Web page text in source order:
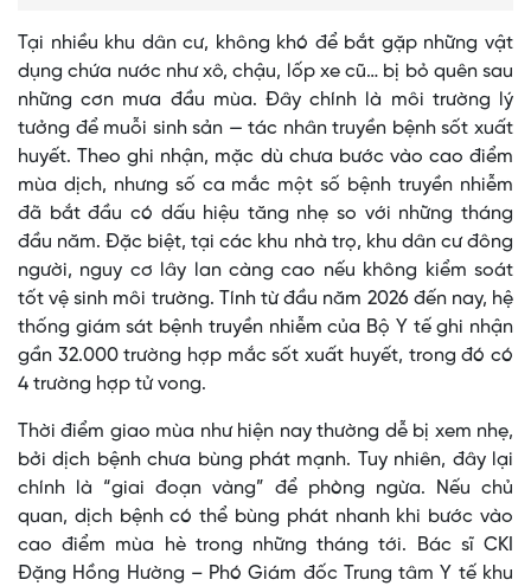
Tại nhiều khu dân cư, không khó để bắt gặp những vật
dụng chứa nước như xô, chậu, lốp xe cũ… bị bỏ quên sau
những cơn mưa đầu mùa. Đây chính là môi trường lý
tưởng để muỗi sinh sản — tác nhân truyền bệnh sốt xuất
huyết. Theo ghi nhận, mặc dù chưa bước vào cao điểm
mùa dịch, nhưng số ca mắc một số bệnh truyền nhiễm
đã bắt đầu có dấu hiệu tăng nhẹ so với những tháng
đầu năm. Đặc biệt, tại các khu nhà trọ, khu dân cư đông
người, nguy cơ lây lan càng cao nếu không kiểm soát
tốt vệ sinh môi trường. Tính từ đầu năm 2026 đến nay, hệ
thống giám sát bệnh truyền nhiễm của Bộ Y tế ghi nhận
gần 32.000 trường hợp mắc sốt xuất huyết, trong đó có
4 trường hợp tử vong.
Thời điểm giao mùa như hiện nay thường dễ bị xem nhẹ,
bởi dịch bệnh chưa bùng phát mạnh. Tuy nhiên, đây lại
chính là “giai đoạn vàng” để phòng ngừa. Nếu chủ
quan, dịch bệnh có thể bùng phát nhanh khi bước vào
cao điểm mùa hè trong những tháng tới. Bác sĩ CKI
Đặng Hồng Hường – Phó Giám đốc Trung tâm Y tế khu